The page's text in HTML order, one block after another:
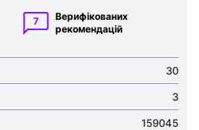
7
Верифікованих
рекомен­дацій
30
3
159045